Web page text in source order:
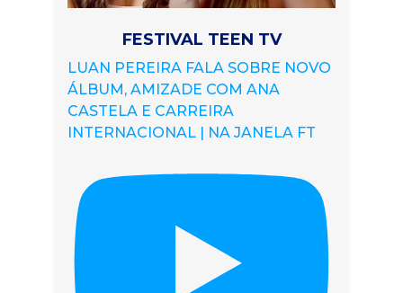
FESTIVAL TEEN TV
LUAN PEREIRA FALA SOBRE NOVO
ÁLBUM, AMIZADE COM ANA
CASTELA E CARREIRA
INTERNACIONAL | NA JANELA FT